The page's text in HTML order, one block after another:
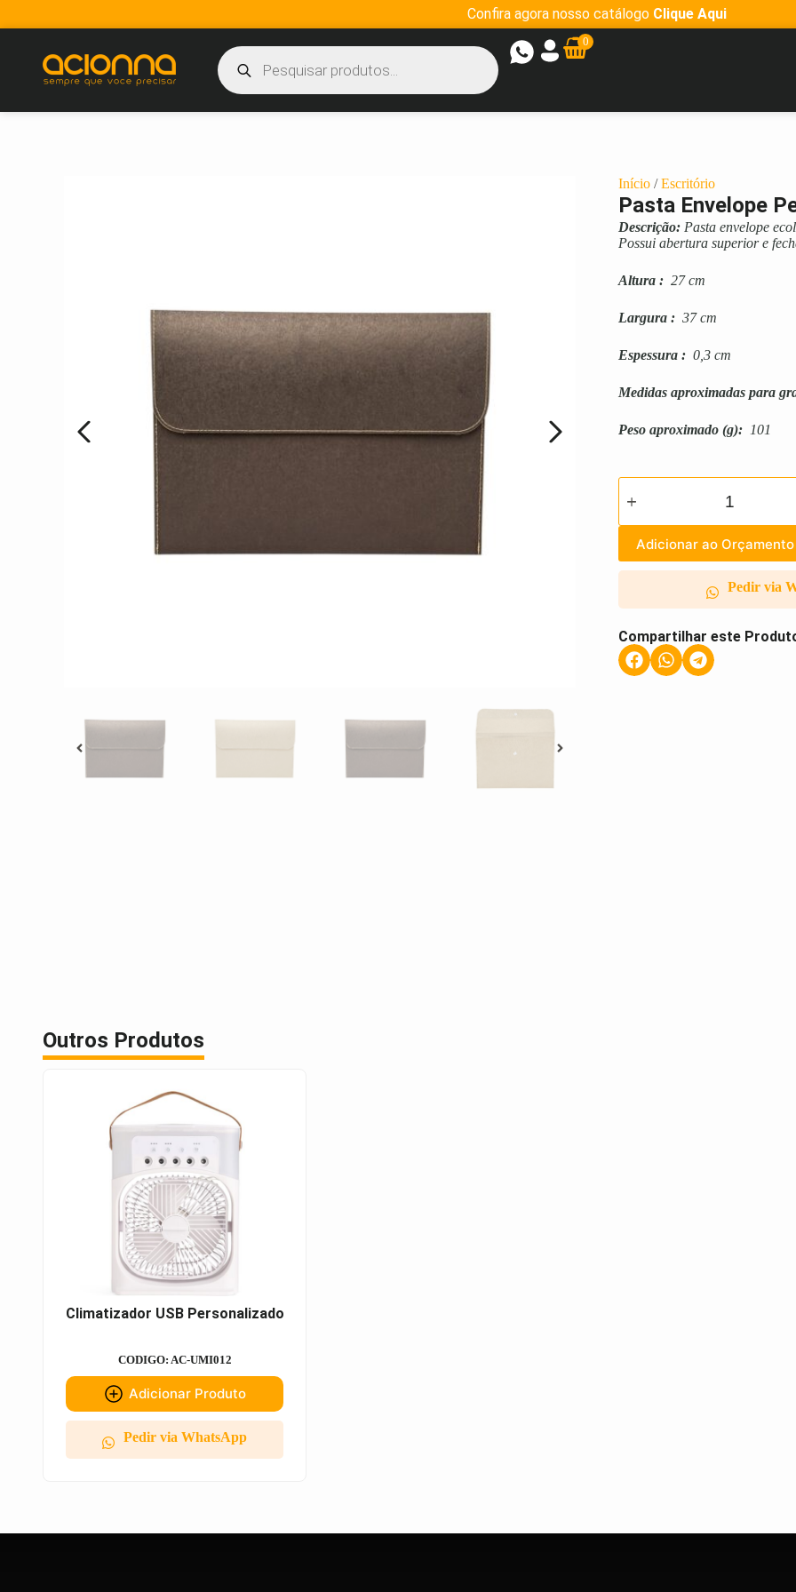
Confira agora nosso catálogo Clique Aqui
0
Início /Escritório
Pasta Envelope
Descrição: Pasta envelope
Possui abertura superior e
Altura : 27 cm
Largura : 37 cm
Espessura : 0,3 cm
Medidas aproximadas para
Peso aproximado (g): 101
Adicionar ao Orçamento
Pedir via
Compartilhar este
Outros Produtos
Climatizador USB Personalizado
CODIGO: AC-UMI012
Adicionar Produto
Pedir via WhatsApp